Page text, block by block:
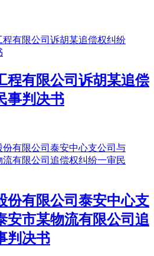
程有限公司诉胡某追偿
事判决书
份有限公司泰安中心支
安市某物流有限公司追
判决书